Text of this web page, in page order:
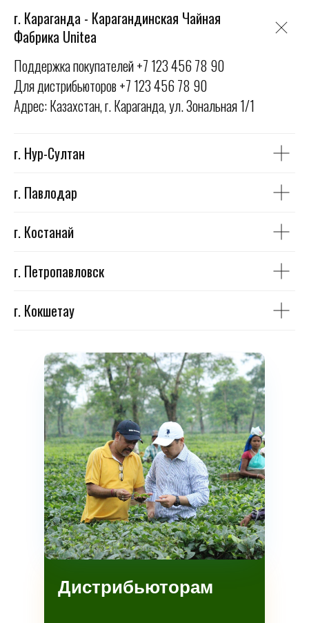
г. Караганда - Карагандинская Чайная
Фабрика Unitea
Поддержка покупателей +7 123 456 78 90
Для дистрибьюторов +7 123 456 78 90
Адрес: Казахстан, г. Караганда, ул. Зональная 1/1
г. Нур-Султан
г. Павлодар
г. Костанай
г. Петропавловск
г. Кокшетау
Дистрибьюторам